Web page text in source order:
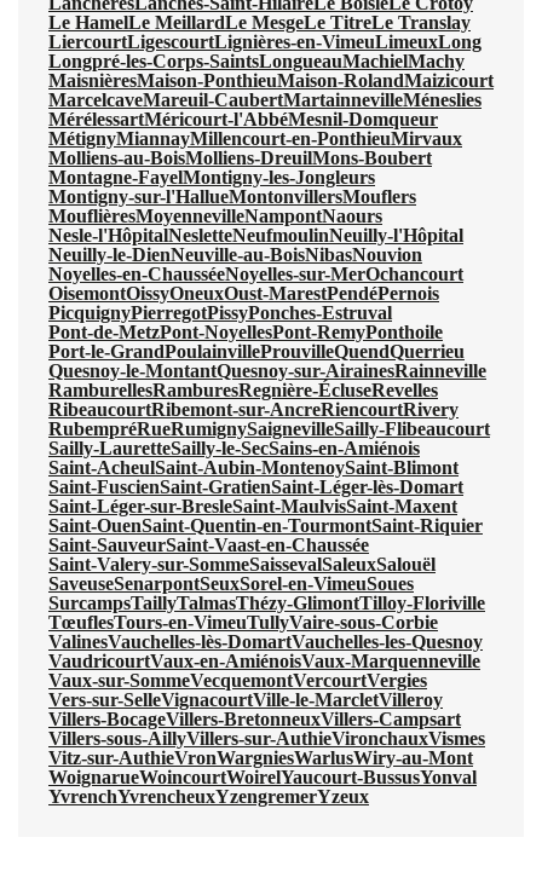
Le HamelLe MeillardLe MesgeLe TitreLe Translay
LiercourtLigescourtLignières-en-VimeuLimeuxLong
Longpré-les-Corps-SaintsLongueauMachielMachy
MaisnièresMaison-PonthieuMaison-RolandMaizicourt
MarcelcaveMareuil-CaubertMartainnevilleMéneslies
MérélessartMéricourt-l'AbbéMesnil-Domqueur
MétignyMiannayMillencourt-en-PonthieuMirvaux
Molliens-au-BoisMolliens-DreuilMons-Boubert
Montagne-FayelMontigny-les-Jongleurs
Montigny-sur-l'HallueMontonvillersMouflers
MouflièresMoyennevilleNampontNaours
Nesle-l'HôpitalNesletteNeufmoulinNeuilly-l'Hôpital
Neuilly-le-DienNeuville-au-BoisNibasNouvion
Noyelles-en-ChausséeNoyelles-sur-MerOchancourt
OisemontOissyOneuxOust-MarestPendéPernois
PicquignyPierregotPissyPonches-Estruval
Pont-de-MetzPont-NoyellesPont-RemyPonthoile
Port-le-GrandPoulainvilleProuvilleQuendQuerrieu
Quesnoy-le-MontantQuesnoy-sur-AirainesRainneville
RamburellesRamburesRegnière-ÉcluseRevelles
RibeaucourtRibemont-sur-AncreRiencourtRivery
RubempréRueRumignySaignevilleSailly-Flibeaucourt
Sailly-LauretteSailly-le-SecSains-en-Amiénois
Saint-AcheulSaint-Aubin-MontenoySaint-Blimont
Saint-FuscienSaint-GratienSaint-Léger-lès-Domart
Saint-Léger-sur-BresleSaint-MaulvisSaint-Maxent
Saint-OuenSaint-Quentin-en-TourmontSaint-Riquier
Saint-SauveurSaint-Vaast-en-Chaussée
Saint-Valery-sur-SommeSaissevalSaleuxSalouël
SaveuseSenarpontSeuxSorel-en-VimeuSoues
SurcampsTaillyTalmasThézy-GlimontTilloy-Floriville
TœuflesTours-en-VimeuTullyVaire-sous-Corbie
ValinesVauchelles-lès-DomartVauchelles-les-Quesnoy
VaudricourtVaux-en-AmiénoisVaux-Marquenneville
Vaux-sur-SommeVecquemontVercourtVergies
Vers-sur-SelleVignacourtVille-le-MarcletVilleroy
Villers-BocageVillers-BretonneuxVillers-Campsart
Villers-sous-AillyVillers-sur-AuthieVironchauxVismes
Vitz-sur-AuthieVronWargniesWarlusWiry-au-Mont
WoignarueWoincourtWoirelYaucourt-BussusYonval
YvrenchYvrencheuxYzengremerYzeux